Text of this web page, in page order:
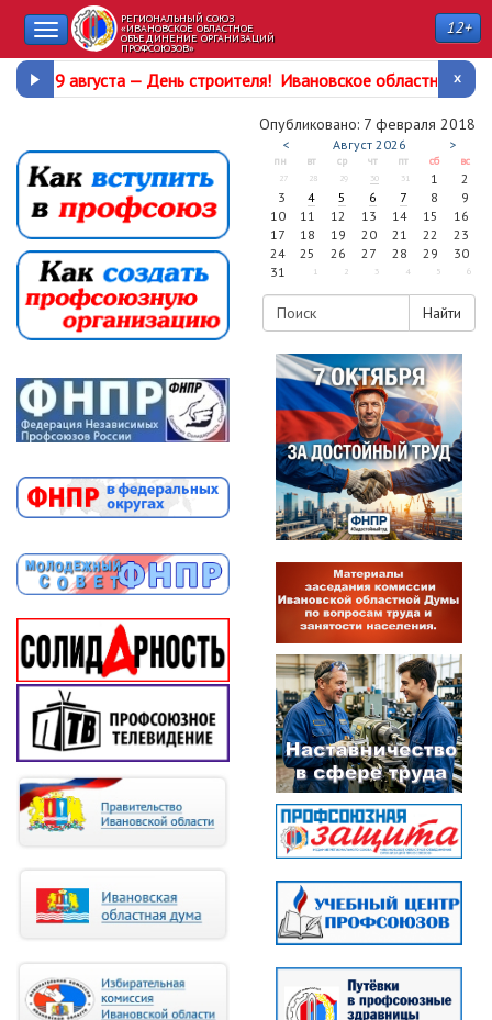
РЕГИОНАЛЬНЫЙ СОЮЗ
«ИВАНОВСКОЕ ОБЛАСТНОЕ
ОБЪЕДИНЕНИЕ ОРГАНИЗАЦИЙ
ПРОФСОЮЗОВ»
12+
Toggle
navigation
9 августа — День строителя! Ивановское областное
Опубликовано: 7 февраля 2018
< Август 2026 >
пн вт ср чт пт сб вс
27 28 29 30 31 1
2
3
4 5 6 7 8
9
10
11 12 13 14 15
16
17
18 19 20 21 22
23
24
25 26 27 28 29
30
31
1 2 3 4 5 6
Найти